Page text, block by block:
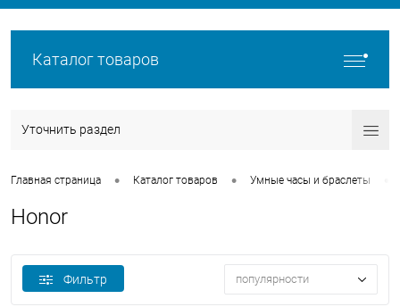
Каталог товаров
Уточнить раздел
Главная страница • Каталог товаров • Умные часы и браслеты
Honor
Фильтр популярности